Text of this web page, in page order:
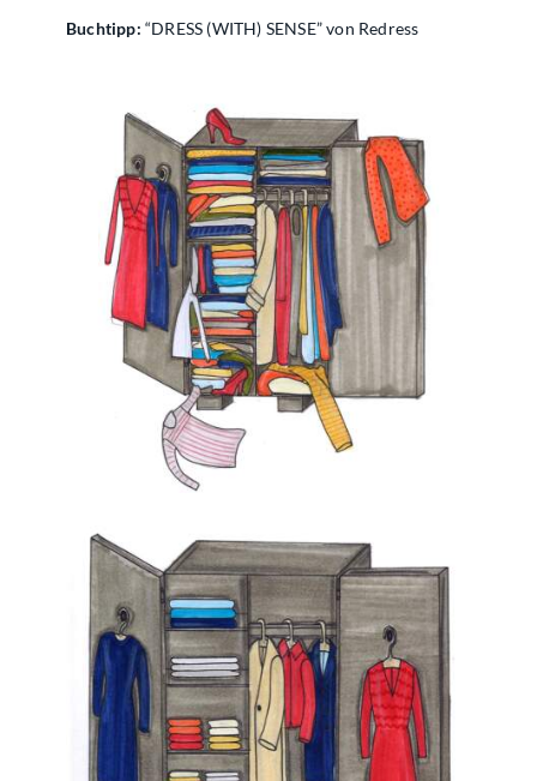
Buchtipp: “DRESS (WITH) SENSE” von Redress